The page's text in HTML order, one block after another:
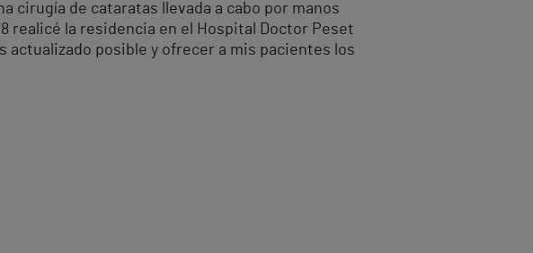
cirugía de cataratas llevada a cabo por manos
realicé la residencia en el Hospital Doctor Peset
actualizado posible y ofrecer a mis pacientes los